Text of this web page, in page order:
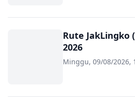
Rute JakLingko
2026
Minggu, 09/08/2026,